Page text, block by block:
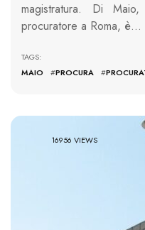
magistratura. Di
procuratore a Roma, è…
MAIO
#PROCURA #
16956 VIEWS